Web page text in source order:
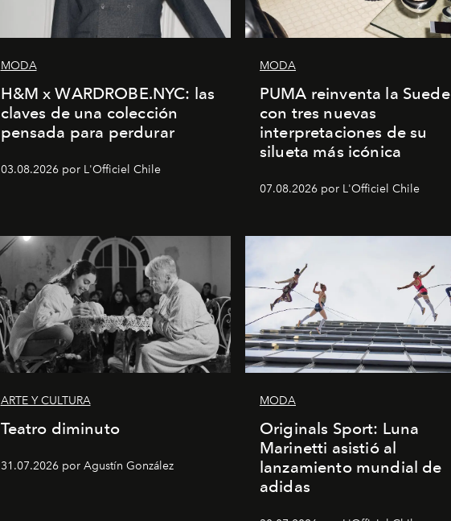
MODA
H&M x WARDROBE.NYC: las
claves de una colección
pensada para perdurar
03.08.2026 por L'Officiel Chile
MODA
PUMA reinventa la Suede
con tres nuevas
interpretaciones de su
silueta más icónica
07.08.2026 por L'Officiel Chile
ARTE Y CULTURA
Teatro diminuto
31.07.2026 por Agustín González
MODA
Originals Sport: Luna
Marinetti asistió al
lanzamiento mundial de
adidas